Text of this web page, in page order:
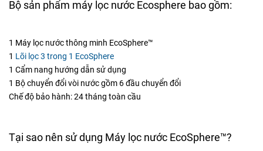
Bộ sản phẩm máy lọc nước Ecosphere bao gồm:
1 Máy lọc nước thông minh EcoSphere™
1 Lõi lọc 3 trong 1 EcoSphere
1 Cẩm nang hướng dẫn sử dụng
1 Bộ chuyển đổi vòi nước gồm 6 đầu chuyển đổi
Chế độ bảo hành: 24 tháng toàn cầu
Tại sao nên sử dụng Máy lọc nước EcoSphere™?